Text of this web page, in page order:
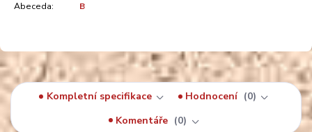
Abeceda:
B
Kompletní specifikace Hodnocení
0
Komentáře
0